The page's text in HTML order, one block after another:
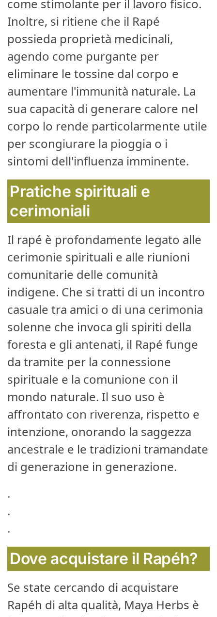
come stimolante per il lavoro fisico.
Inoltre, si ritiene che il Rapé
possieda proprietà medicinali,
agendo come purgante per
eliminare le tossine dal corpo e
aumentare l'immunità naturale. La
sua capacità di generare calore nel
corpo lo rende particolarmente utile
per scongiurare la pioggia o i
sintomi dell'influenza imminente.
Pratiche spirituali e
cerimoniali
Il rapé è profondamente legato alle
cerimonie spirituali e alle riunioni
comunitarie delle comunità
indigene. Che si tratti di un incontro
casuale tra amici o di una cerimonia
solenne che invoca gli spiriti della
foresta e gli antenati, il Rapé funge
da tramite per la connessione
spirituale e la comunione con il
mondo naturale. Il suo uso è
affrontato con riverenza, rispetto e
intenzione, onorando la saggezza
ancestrale e le tradizioni tramandate
di generazione in generazione.
.
.
.
Dove acquistare il Rapéh?
Se state cercando di acquistare
Rapéh di alta qualità, Maya Herbs è